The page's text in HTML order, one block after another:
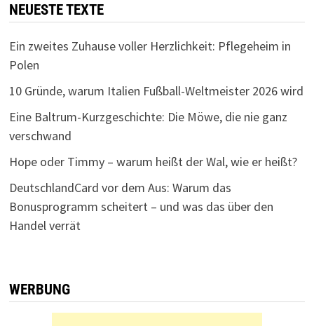
NEUESTE TEXTE
Ein zweites Zuhause voller Herzlichkeit: Pflegeheim in
Polen
10 Gründe, warum Italien Fußball-Weltmeister 2026 wird
Eine Baltrum-Kurzgeschichte: Die Möwe, die nie ganz
verschwand
Hope oder Timmy – warum heißt der Wal, wie er heißt?
DeutschlandCard vor dem Aus: Warum das
Bonusprogramm scheitert – und was das über den
Handel verrät
WERBUNG